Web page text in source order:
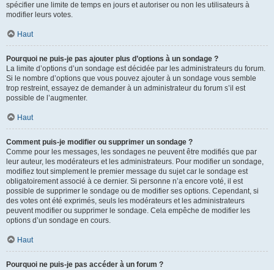
spécifier une limite de temps en jours et autoriser ou non les utilisateurs à
modifier leurs votes.
Haut
Pourquoi ne puis-je pas ajouter plus d’options à un sondage ?
La limite d’options d’un sondage est décidée par les administrateurs du forum.
Si le nombre d’options que vous pouvez ajouter à un sondage vous semble
trop restreint, essayez de demander à un administrateur du forum s’il est
possible de l’augmenter.
Haut
Comment puis-je modifier ou supprimer un sondage ?
Comme pour les messages, les sondages ne peuvent être modifiés que par
leur auteur, les modérateurs et les administrateurs. Pour modifier un sondage,
modifiez tout simplement le premier message du sujet car le sondage est
obligatoirement associé à ce dernier. Si personne n’a encore voté, il est
possible de supprimer le sondage ou de modifier ses options. Cependant, si
des votes ont été exprimés, seuls les modérateurs et les administrateurs
peuvent modifier ou supprimer le sondage. Cela empêche de modifier les
options d’un sondage en cours.
Haut
Pourquoi ne puis-je pas accéder à un forum ?